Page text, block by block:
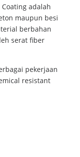
adalah
maupun besi
berbahan
serat fiber
pekerjaan
resistant